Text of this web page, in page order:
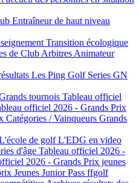
Entraîneur de haut niveau
Transition écologique
de Club Arbitres Animateur
Les Ping Golf Series GN
tournois Tableau officiel
officiel 2026 - Grands Prix
Catégories / Vainqueurs Grands
de golfL'EDG en video
d'âge Tableau officiel 2026 -
2026 - Grands Prix jeunes
Jeunes Junior Pass ffgolf